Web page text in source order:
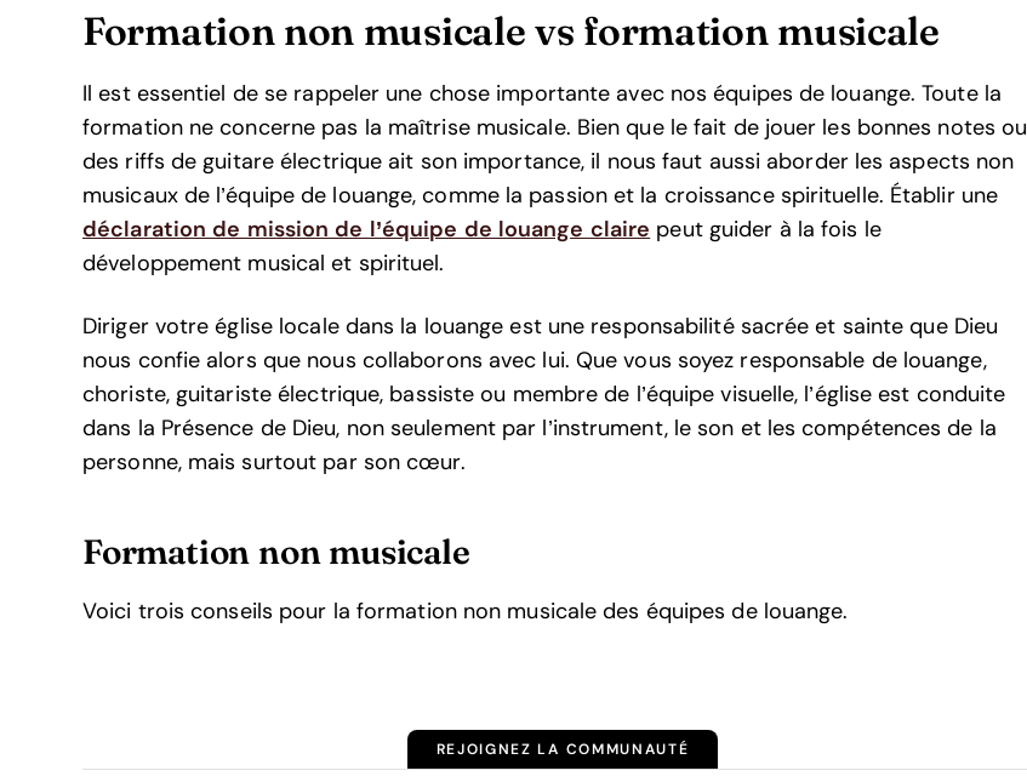
Formation non musicale vs formation musicale
Il est essentiel de se rappeler une chose importante avec nos équipes de louange. Toute la
formation ne concerne pas la maîtrise musicale. Bien que le fait de jouer les bonnes notes ou
des riffs de guitare électrique ait son importance, il nous faut aussi aborder les aspects non
musicaux de l’équipe de louange, comme la passion et la croissance spirituelle. Établir une
déclaration de mission de l’équipe de louange claire peut guider à la fois le
développement musical et spirituel.
Diriger votre église locale dans la louange est une responsabilité sacrée et sainte que Dieu
nous confie alors que nous collaborons avec lui. Que vous soyez responsable de louange,
choriste, guitariste électrique, bassiste ou membre de l’équipe visuelle, l’église est conduite
dans la Présence de Dieu, non seulement par l’instrument, le son et les compétences de la
personne, mais surtout par son cœur.
Formation non musicale
Voici trois conseils pour la formation non musicale des équipes de louange.
REJOIGNEZ LA COMMUNAUTÉ